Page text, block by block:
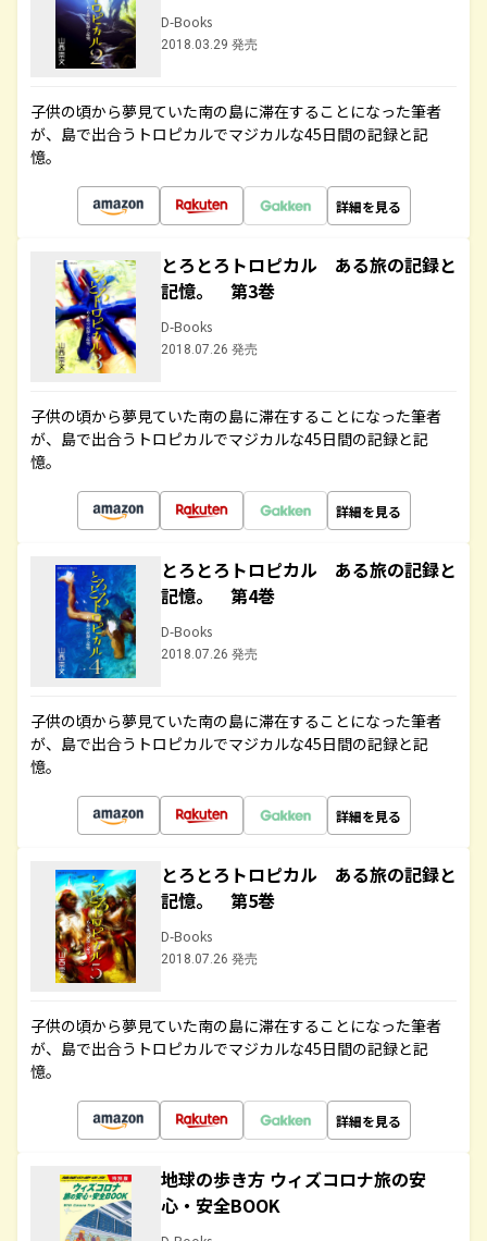
D-Books
2018.03.29 発売
子供の頃から夢見ていた南の島に滞在することになった筆者
が、島で出合うトロピカルでマジカルな45日間の記録と記
憶。
詳細を見る
とろとろトロピカル ある旅の記録と
記憶。 第3巻
D-Books
2018.07.26 発売
子供の頃から夢見ていた南の島に滞在することになった筆者
が、島で出合うトロピカルでマジカルな45日間の記録と記
憶。
詳細を見る
とろとろトロピカル ある旅の記録と
記憶。 第4巻
D-Books
2018.07.26 発売
子供の頃から夢見ていた南の島に滞在することになった筆者
が、島で出合うトロピカルでマジカルな45日間の記録と記
憶。
詳細を見る
とろとろトロピカル ある旅の記録と
記憶。 第5巻
D-Books
2018.07.26 発売
子供の頃から夢見ていた南の島に滞在することになった筆者
が、島で出合うトロピカルでマジカルな45日間の記録と記
憶。
詳細を見る
地球の歩き方 ウィズコロナ旅の安
心・安全BOOK